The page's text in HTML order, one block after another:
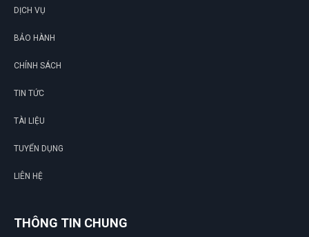
DỊCH VỤ
BẢO HÀNH
CHÍNH SÁCH
TIN TỨC
TÀI LIỆU
TUYỂN DỤNG
LIÊN HỆ
THÔNG TIN CHUNG